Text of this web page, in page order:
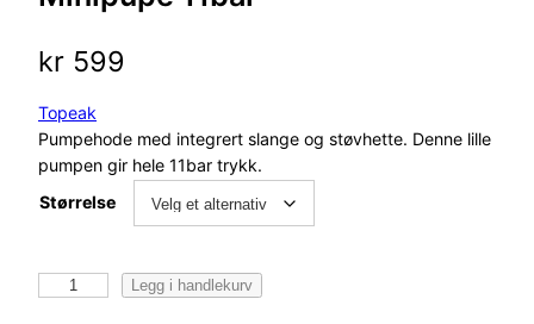
kr 599
Topeak
Pumpehode med integrert slange og støvhette. Denne lille
pumpen gir hele 11bar trykk.
Størrelse
Legg i handlekurv